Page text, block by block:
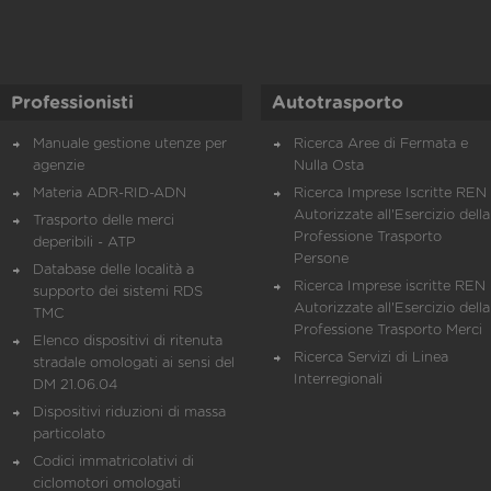
Professionisti
Manuale gestione utenze per
agenzie
Materia ADR-RID-ADN
Trasporto delle merci
deperibili - ATP
Database delle località a
supporto dei sistemi RDS
TMC
Elenco dispositivi di ritenuta
stradale omologati ai sensi del
DM 21.06.04
Dispositivi riduzioni di massa
particolato
Codici immatricolativi di
ciclomotori omologati
Autotrasporto
Ricerca Aree di Fermata e
Nulla Osta
Ricerca Imprese Iscritte REN
Autorizzate all'Esercizio della
Professione Trasporto
Persone
Ricerca Imprese iscritte REN
Autorizzate all'Esercizio della
Professione Trasporto Merci
Ricerca Servizi di Linea
Interregionali